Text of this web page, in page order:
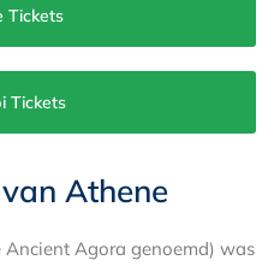
Tickets
Tickets
Athene
Agora genoemd) was